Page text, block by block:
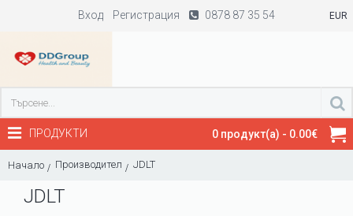
Вход Регистрация 0878 87 35 54 EUR
0 продукт(а) - 0.00€
ПРОДУКТИ
Начало Производител JDLT
JDLT